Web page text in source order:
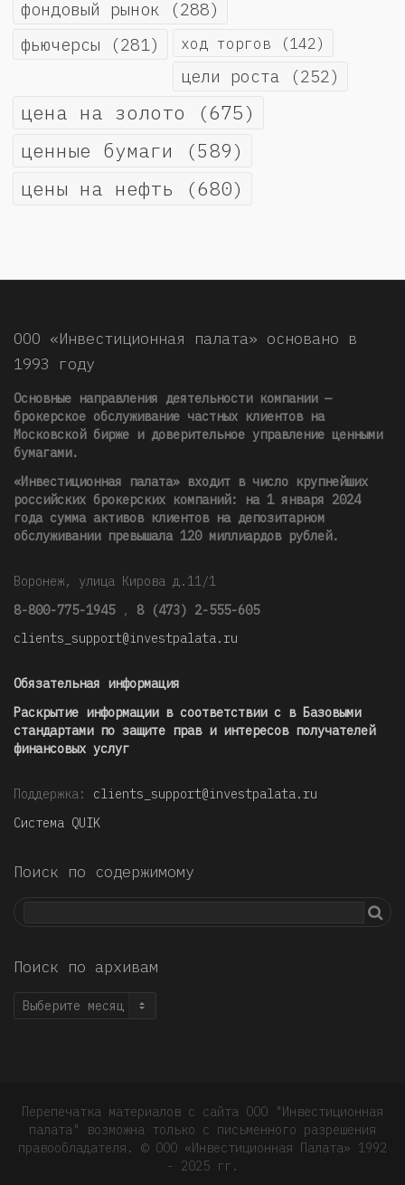
фондовый рынок (288)
фьючерсы (281) ход торгов (142)
цели роста (252)
цена на золото (675)
ценные бумаги (589)
цены на нефть (680)
ООО «Инвестиционная палата» основано в
1993 году
Основные направления деятельности компании —
брокерское обслуживание частных клиентов на
Московской бирже и доверительное управление ценными
бумагами.
«Инвестиционная палата» входит в число крупнейших
российских брокерских компаний: на 1 января 2024
года сумма активов клиентов на депозитарном
обслуживании превышала 120 миллиардов рублей.
Воронеж, улица Кирова д.11/1
8-800-775-1945 , 8 (473) 2-555-605
clients_support@investpalata.ru
Обязательная информация
Раскрытие информации в соответствии с в Базовыми
стандартами по защите прав и интересов получателей
финансовых услуг
Поддержка: clients_support@investpalata.ru
Система QUIK
Поиск по содержимому
Поиск по архивам
Поиск
Перепечатка материалов с сайта ООО "Инвестиционная
палата" возможна только с письменного разрешения
правообладателя. © OOO «Инвестиционная Палата» 1992
- 2025 гг.